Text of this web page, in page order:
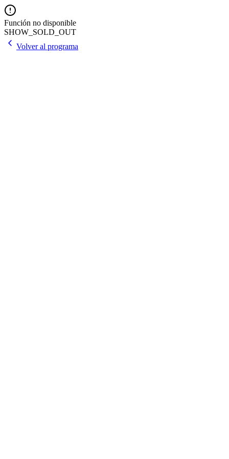
Función no disponible
SHOW_SOLD_OUT
Volver al programa